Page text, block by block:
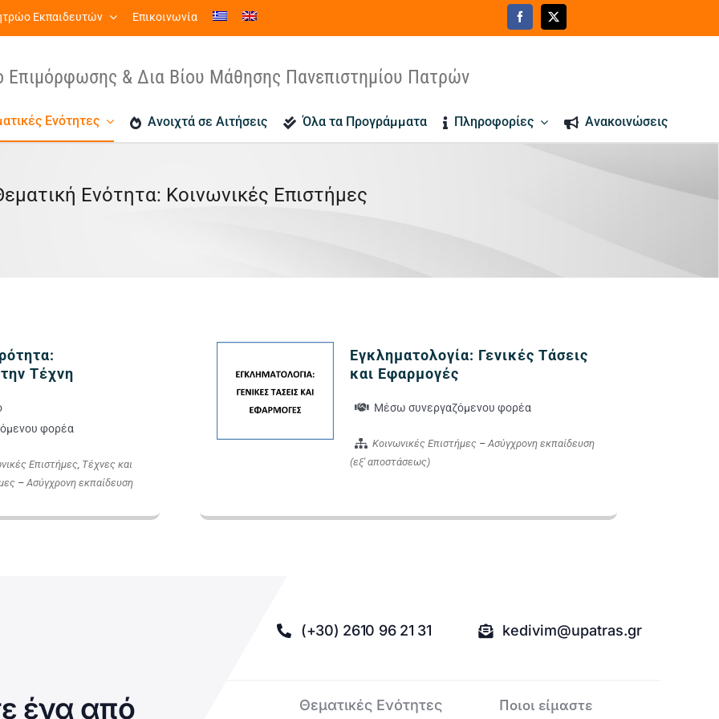
Εκπαιδευτών Επικοινωνία
Επιμόρφωσης & Δια Βίου Μάθησης Πανεπιστημίου Πατρών
Ενότητες Ανοιχτά σε Αιτήσεις Όλα τα Προγράμματα Πληροφορίες Ανακοινώσεις
Ενότητα: Κοινωνικές Επιστήμες
Τέχνη
φορέα
Επιστήμες, Τέχνες και
– Ασύγχρονη εκπαίδευση
Εικόνα Προγράμματος
Εγκληματολογία: Γενικές Τάσεις
και Εφαρμογές
Μέσω συνεργαζόμενου φορέα
Κοινωνικές Επιστήμες– Ασύγχρονη εκπαίδευση
(εξ' αποστάσεως)
(+30) 2610 96 21 31 kedivim@upatras.gr
ένα από Θεματικές Ενότητες Ποιοι είμαστε